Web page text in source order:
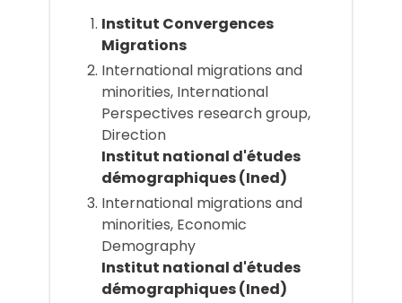
Institut Convergences
Migrations
International migrations and
minorities, International
Perspectives research group,
Direction
Institut national d'études
démographiques (Ined)
International migrations and
minorities, Economic
Demography
Institut national d'études
démographiques (Ined)